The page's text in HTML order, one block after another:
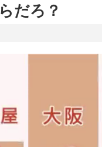
だろ？